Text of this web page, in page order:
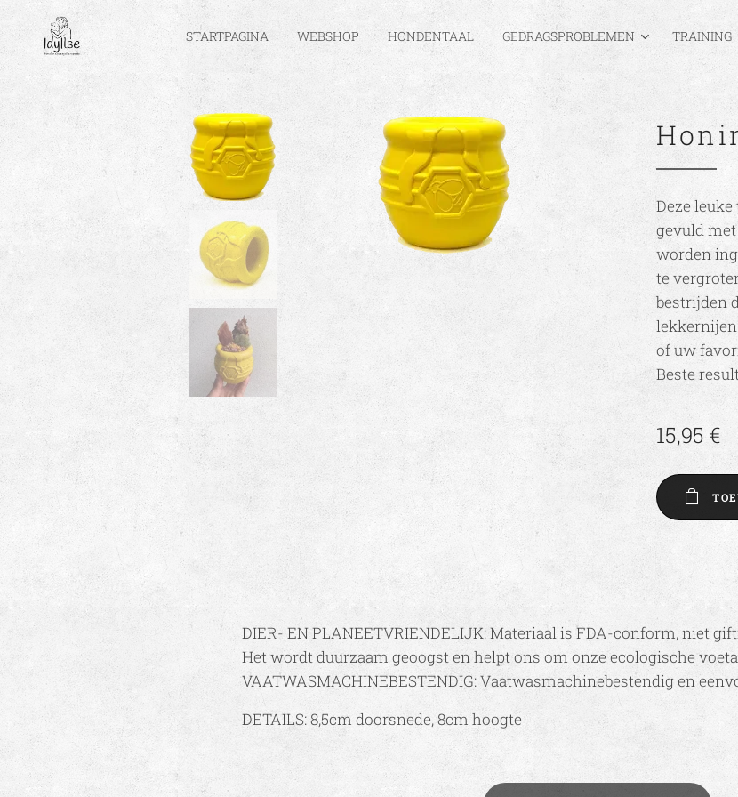
STARTPAGINA WEBSHOP HONDENTAAL GEDRAGSPROBLEMEN TRAINING
Deze
gevuld
worden
te
bestrijden
of uw
Beste
15,95 €
DIER- EN PLANEETVRIENDELIJK: Materiaal is FDA-conform, niet
Het wordt duurzaam geoogst en helpt ons om onze ecologische
VAATWASMACHINEBESTENDIG: Vaatwasmachinebestendig en
DETAILS: 8,5cm doorsnede, 8cm hoogte